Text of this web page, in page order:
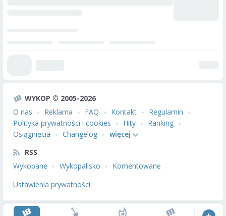
WYKOP © 2005-2026
O nas
Reklama FAQ Kontakt
Regulamin
Polityka prywatności i cookies
Hity
Ranking
Osiągnięcia
Changelog
więcej
RSS
Wykopane
Wykopalisko
Komentowane
Ustawienia prywatności